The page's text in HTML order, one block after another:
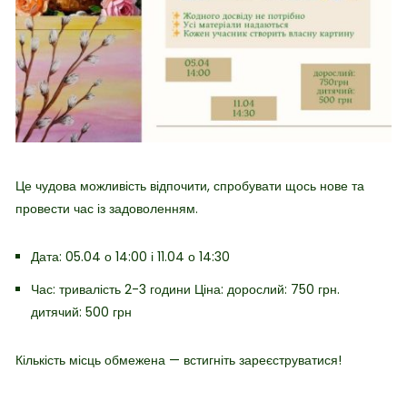
Це чудова можливість відпочити, спробувати щось нове та
провести час із задоволенням.
Дата: 05.04 о 14:00 і 11.04 о 14:30
Час: тривалість 2-3 години Ціна: дорослий: 750 грн.
дитячий: 500 грн
Кількість місць обмежена — встигніть зареєструватися!